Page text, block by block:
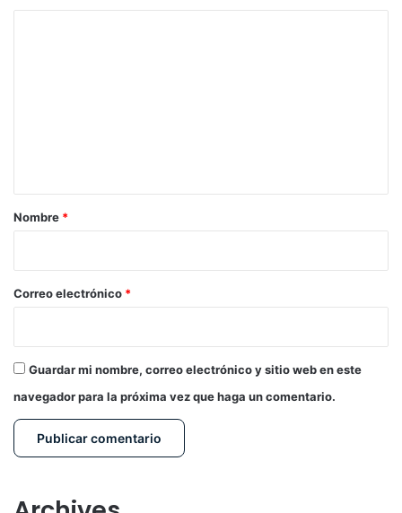
r
*
Nombre *
Correo electrónico *
Guardar mi nombre, correo electrónico y sitio web en este
navegador para la próxima vez que haga un comentario.